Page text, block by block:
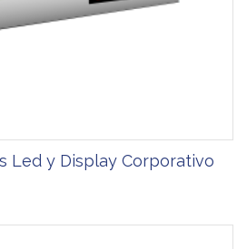
Led y Display Corporativo